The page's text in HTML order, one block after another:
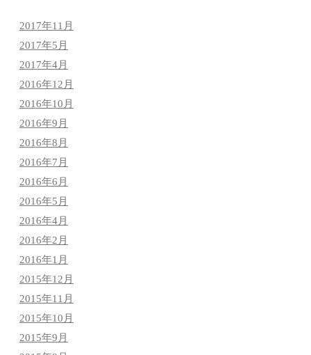
2017年11月
2017年5月
2017年4月
2016年12月
2016年10月
2016年9月
2016年8月
2016年7月
2016年6月
2016年5月
2016年4月
2016年2月
2016年1月
2015年12月
2015年11月
2015年10月
2015年9月